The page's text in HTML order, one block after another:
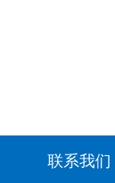
联系我们